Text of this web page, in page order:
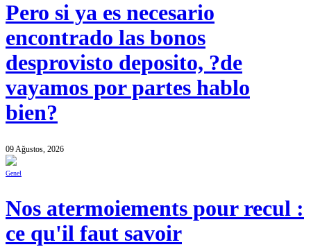
Pero si ya es necesario
encontrado las bonos
desprovisto deposito, ?de
vayamos por partes hablo
bien?
09 Ağustos, 2026
Genel
Nos atermoiements pour recul :
ce qu'il faut savoir